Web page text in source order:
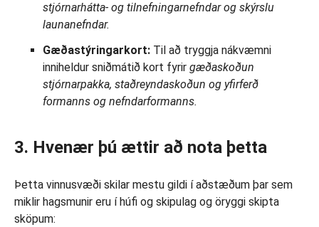
stjórnarhátta- og tilnefningarnefndar og skýrslu
launanefndar.
Gæðastýringarkort: Til að tryggja nákvæmni
inniheldur sniðmátið kort fyrir gæðaskoðun
stjórnarpakka, staðreyndaskoðun og yfirferð
formanns og nefndarformanns.
3. Hvenær þú ættir að nota þetta
Þetta vinnusvæði skilar mestu gildi í aðstæðum þar sem
miklir hagsmunir eru í húfi og skipulag og öryggi skipta
sköpum: